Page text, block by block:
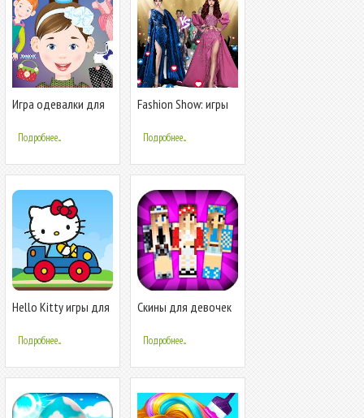
Игра одевалки для
Подробнее...
Fashion Show: игры
Подробнее...
Hello Kitty игры для
Подробнее...
Скины для девочек
Подробнее...